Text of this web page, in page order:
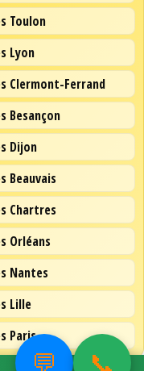
Toulon
Lyon
Clermont-Ferrand
Besançon
Dijon
Beauvais
Chartres
Orléans
Nantes
Lille
Paris
💬 📞